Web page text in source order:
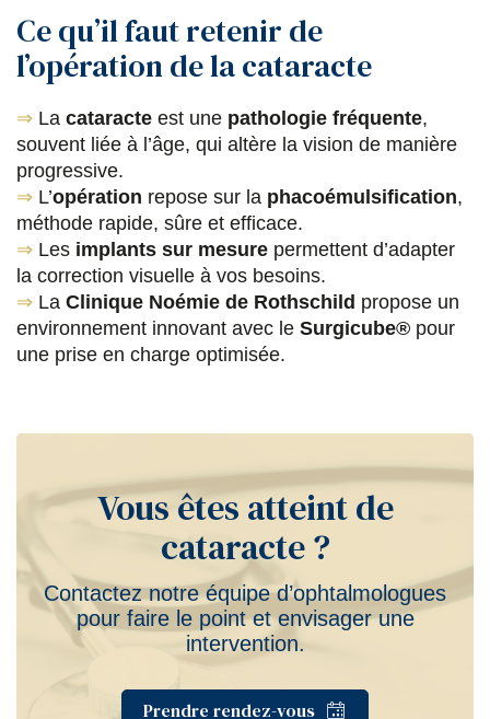
Ce qu’il faut retenir de
l’opération de la cataracte
⇒ La cataracte est une pathologie fréquente,
souvent liée à l’âge, qui altère la vision de manière
progressive.
⇒ L’opération repose sur la phacoémulsification,
méthode rapide, sûre et efficace.
⇒ Les implants sur mesure permettent d’adapter
la correction visuelle à vos besoins.
⇒ La Clinique Noémie de Rothschild propose un
environnement innovant avec le Surgicube® pour
une prise en charge optimisée.
Vous êtes atteint de
cataracte ?
Contactez notre équipe d’ophtalmologues
pour faire le point et envisager une
intervention.
Prendre rendez-vous